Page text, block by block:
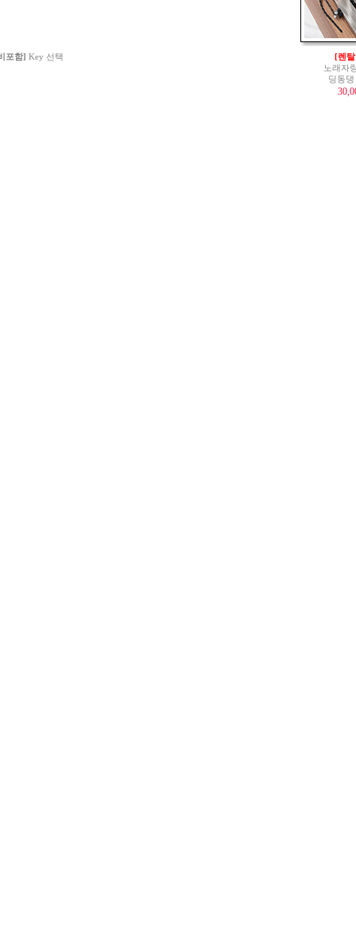
포함] Key 선택
[렌
노래자
딩동